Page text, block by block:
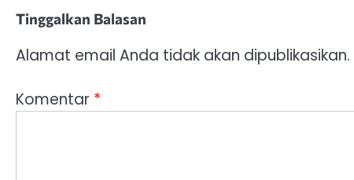
Tinggalkan Balasan
Alamat email Anda tidak akan dipublikasikan.
Komentar *